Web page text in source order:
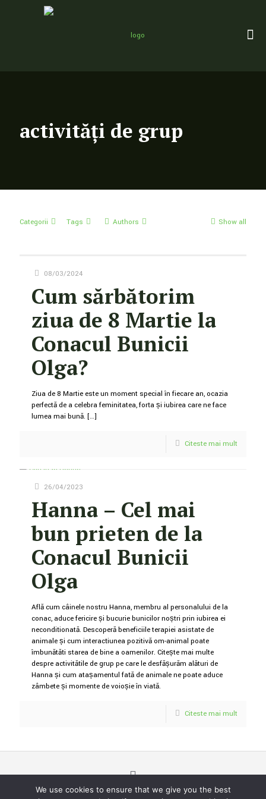
activități de grup
Categorii Tags Authors Show all
08/03/2024
Cum sărbătorim
ziua de 8 Martie la
Conacul Bunicii
Olga?
Ziua de 8 Martie este un moment special în fiecare an, ocazia
perfectă de a celebra feminitatea, forța și iubirea care ne face
lumea mai bună. […]
Citeste mai mult
26/04/2023
Hanna – Cel mai
bun prieten de la
Conacul Bunicii
Olga
Află cum câinele nostru Hanna, membru al personalului de la
conac, aduce fericire și bucurie bunicilor noștri prin iubirea ei
necondiționată. Descoperă beneficiile terapiei asistate de
animale și cum interacțiunea pozitivă om-animal poate
îmbunătăți starea de bine a oamenilor. Citește mai multe
despre activitățile de grup pe care le desfășurăm alături de
Hanna și cum atașamentul față de animale ne poate aduce
zâmbete și momente de voioșie în viață.
Citeste mai mult
We use cookies to ensure that we give you the best